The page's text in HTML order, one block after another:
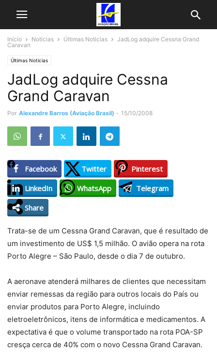
Início Notícias Últimas Noticias
JadLog adquire Cessna Grand
Caravan
Últimas Noticias
JadLog adquire Cessna
Grand Caravan
Por Alexandre Barros (Aviação Brasil) - 15/10/2008
Facebook Twitter
Pinterest
LinkedIn
WhatsApp
Telegram
Share
Trata-se de um Cessna Grand Caravan, que é resultado de
um investimento de US$ 1,5 milhão. O avião opera na rota
Porto Alegre – São Paulo, desde o dia 7 de outubro.
A aeronave atenderá milhares de clientes que necessitam
enviar remessas da região para outros locais do País ou
enviar produtos para Porto Alegre, incluindo
eletroeletrônicos, itens de informática e medicamentos. A
expectativa é que o volume transportado na rota POA-SP
cresça cerca de 40% com o novo Cessna Grand Caravan.